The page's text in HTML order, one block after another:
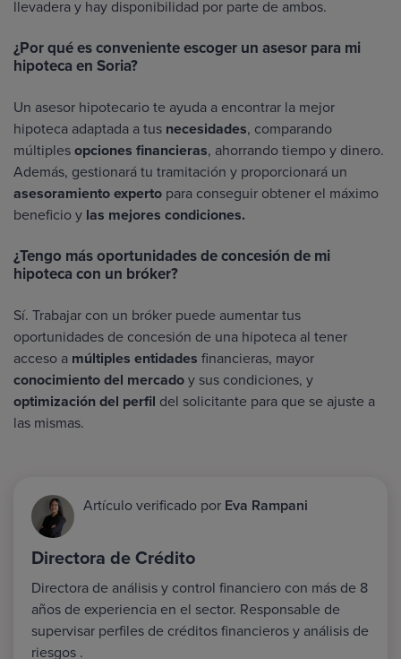
llevadera y hay disponibilidad por parte de ambos.
¿Por qué es conveniente escoger un asesor para mi
hipoteca en Soria?
Un asesor hipotecario te ayuda a encontrar la mejor
hipoteca adaptada a tus necesidades, comparando
múltiplesopciones financieras, ahorrando tiempo y dinero.
Además, gestionará tu tramitación y proporcionará un
asesoramiento experto para conseguir obtener el máximo
beneficio y las mejores condiciones.
¿Tengo más oportunidades de concesión de mi
hipoteca con un bróker?
Sí. Trabajar con un bróker puede aumentar tus
oportunidades de concesión de una hipoteca al tener
acceso a múltiples entidades financieras, mayor
conocimiento del mercadoy sus condiciones, y
optimización del perfil del solicitante para que se ajuste a
las mismas.
Artículo verificado por Eva Rampani
Directora de Crédito
Directora de análisis y control financiero con más de 8
años de experiencia en el sector. Responsable de
supervisar perfiles de créditos financieros y análisis de
riesgos .